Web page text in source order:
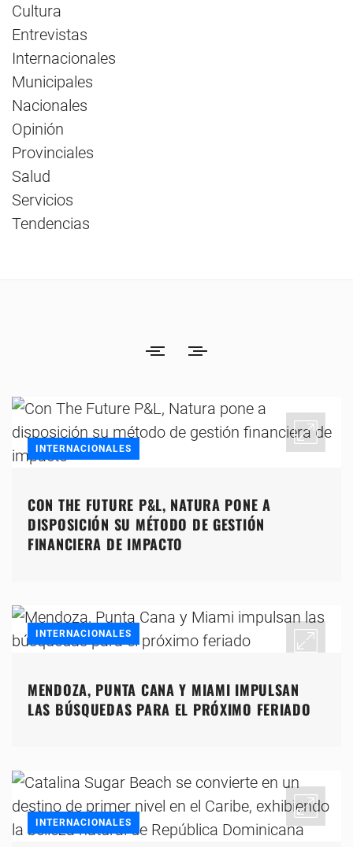
Cultura
Entrevistas
Internacionales
Municipales
Nacionales
Opinión
Provinciales
Salud
Servicios
Tendencias
INTERNACIONALES
CON THE FUTURE P&L, NATURA PONE A
DISPOSICIÓN SU MÉTODO DE GESTIÓN
FINANCIERA DE IMPACTO
INTERNACIONALES
MENDOZA, PUNTA CANA Y MIAMI IMPULSAN
LAS BÚSQUEDAS PARA EL PRÓXIMO FERIADO
INTERNACIONALES